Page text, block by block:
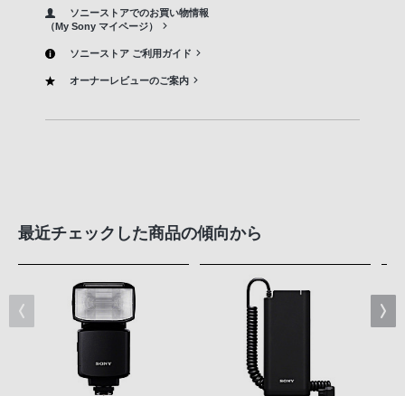
ソニーストアでのお買い物情報
（My Sony マイページ）
ソニーストア ご利用ガイド
オーナーレビューのご案内
最近チェックした商品の傾向から